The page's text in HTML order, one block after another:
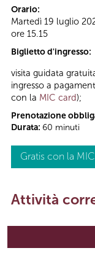
Orario:
Martedì 19 luglio
ore 15.15
Biglietto d'ingresso:
visita guidata
ingresso a
con la MIC card);
Prenotazione
Durata: 60 minuti
Gratis con la
Attività